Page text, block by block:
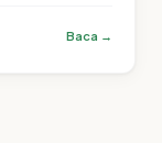
Baca →